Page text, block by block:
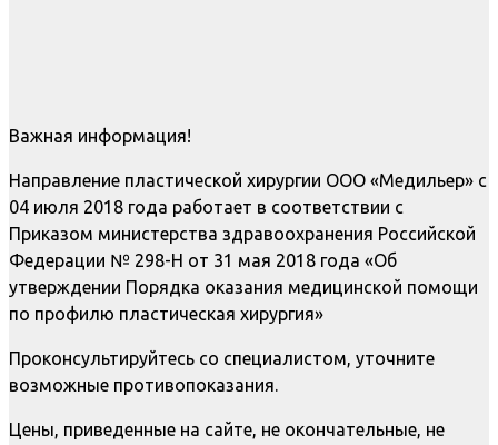
Важная информация!
Направление пластической хирургии ООО «Медильер» с
04 июля 2018 года работает в соответствии с
Приказом министерства здравоохранения Российской
Федерации № 298-Н от 31 мая 2018 года «Об
утверждении Порядка оказания медицинской помощи
по профилю пластическая хирургия»
Проконсультируйтесь со специалистом, уточните
возможные противопоказания.
Цены, приведенные на сайте, не окончательные, не